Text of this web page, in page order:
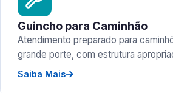
Guincho para Caminhão
Atendimento preparado para
grande porte, com estrutura
Saiba Mais